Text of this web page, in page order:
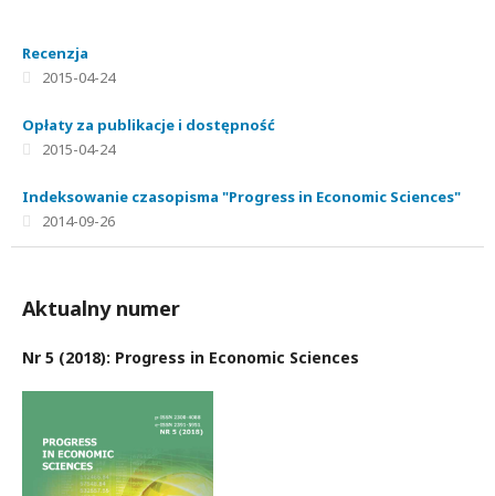
Recenzja
2015-04-24
Opłaty za publikacje i dostępność
2015-04-24
Indeksowanie czasopisma "Progress in Economic Sciences"
2014-09-26
Aktualny numer
Nr 5 (2018): Progress in Economic Sciences